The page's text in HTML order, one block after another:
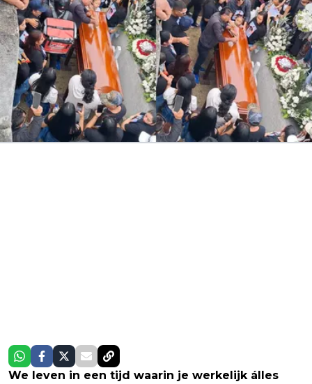
We leven in een tijd waarin je werkelijk álles